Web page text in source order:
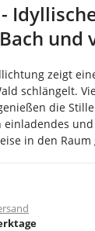
und
zeigt
schlängelt.
die
einladendes
in den Raum